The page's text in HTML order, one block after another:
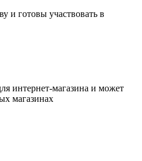
и готовы участвовать в
интернет-магазина и может
магазинах